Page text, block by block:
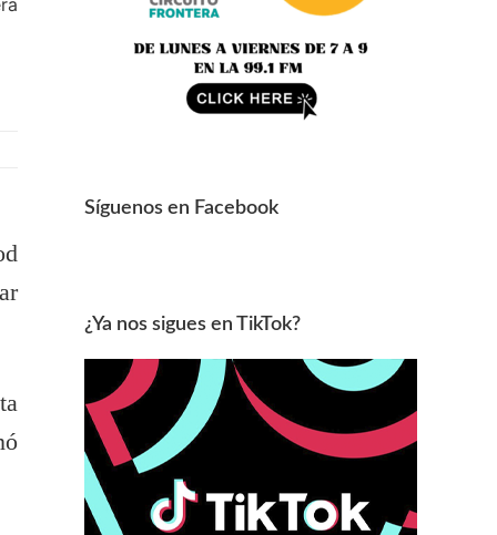
Síguenos en Facebook
¿Ya nos sigues en TikTok?